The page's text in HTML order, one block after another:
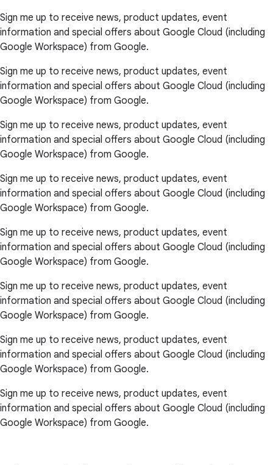
Sign me up to receive news, product updates, event
information and special offers about Google Cloud (including
Google Workspace) from Google.
Sign me up to receive news, product updates, event
information and special offers about Google Cloud (including
Google Workspace) from Google.
Sign me up to receive news, product updates, event
information and special offers about Google Cloud (including
Google Workspace) from Google.
Sign me up to receive news, product updates, event
information and special offers about Google Cloud (including
Google Workspace) from Google.
Sign me up to receive news, product updates, event
information and special offers about Google Cloud (including
Google Workspace) from Google.
Sign me up to receive news, product updates, event
information and special offers about Google Cloud (including
Google Workspace) from Google.
Sign me up to receive news, product updates, event
information and special offers about Google Cloud (including
Google Workspace) from Google.
Sign me up to receive news, product updates, event
information and special offers about Google Cloud (including
Google Workspace) from Google.